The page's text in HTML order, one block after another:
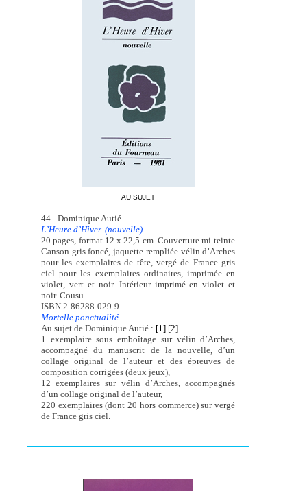
AU SUJET
44 - Dominique Autié
L’Heure d’Hiver. (nouvelle)
20 pages, format 12 x 22,5 cm. Couverture mi-teinte
Canson gris foncé, jaquette rempliée vélin d’Arches
pour les exemplaires de tête, vergé de France gris
ciel pour les exemplaires ordinaires, imprimée en
violet, vert et noir. Intérieur imprimé en violet et
noir. Cousu.
ISBN 2-86288-029-9.
Mortelle ponctualité.
Au sujet de Dominique Autié : [1] [2].
1 exemplaire sous emboîtage sur vélin d’Arches,
accompagné du manuscrit de la nouvelle, d’un
collage original de l’auteur et des épreuves de
composition corrigées (deux jeux),
12 exemplaires sur vélin d’Arches, accompagnés
d’un collage original de l’auteur,
220 exemplaires (dont 20 hors commerce) sur vergé
de France gris ciel.